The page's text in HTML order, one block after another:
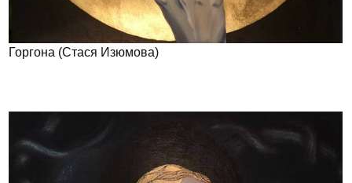
Горгона (Стася Изюмова)